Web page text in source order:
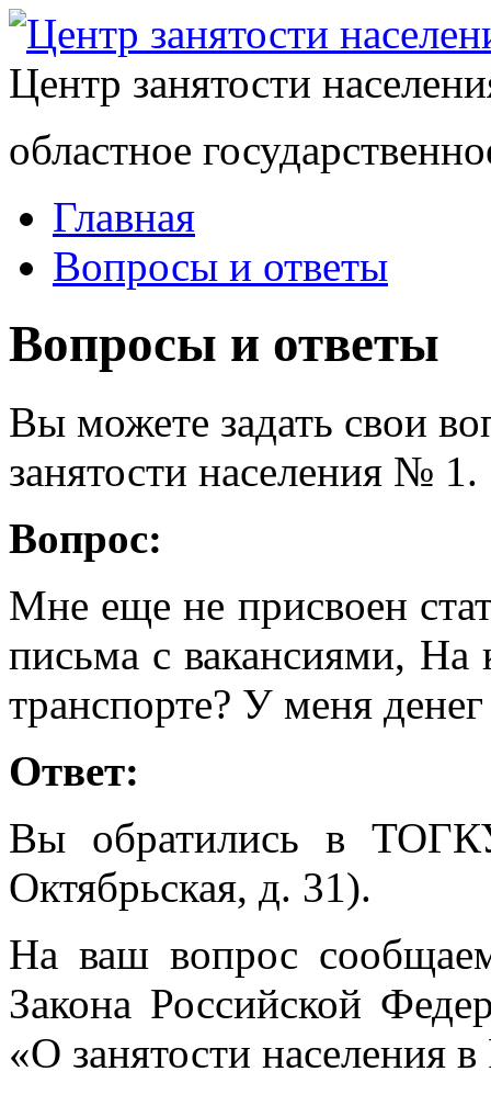
Центр занятости
областное
Главная
Вопросы и ответы
Вопросы и ответы
Вы можете задать свои
занятости населения № 1.
Вопрос:
Мне еще не присвоен
письма с вакансиями, На
транспорте? У меня
Ответ:
Вы обратились в
Октябрьская, д. 31).
На ваш вопрос
Закона Российской
«О занятости населения